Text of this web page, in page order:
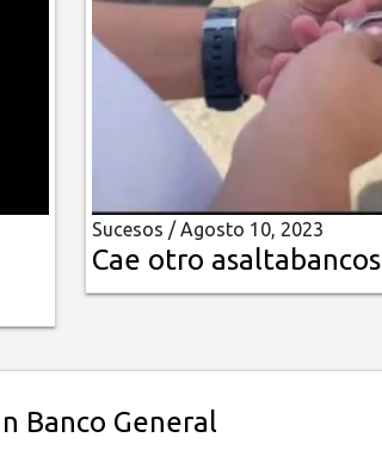
Sucesos /Agosto 10, 2023
Cae otro asaltabancos
Banco General